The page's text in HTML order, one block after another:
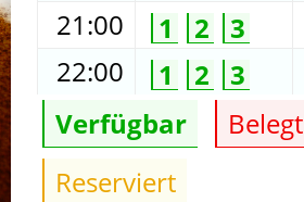
21:00
1 2 3
22:00
1 2 3
Verfügbar
Belegt
Reserviert